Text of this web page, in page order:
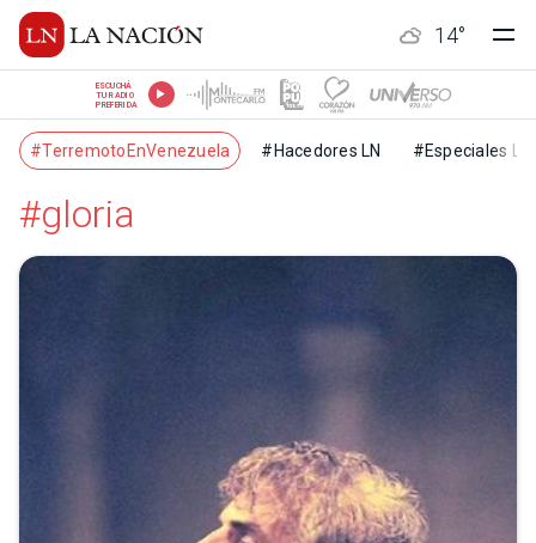
14°
ESCUCHÁ
TU RADIO
PREFERIDA
#TerremotoEnVenezuela #Hacedores LN #Especiales LN
#gloria